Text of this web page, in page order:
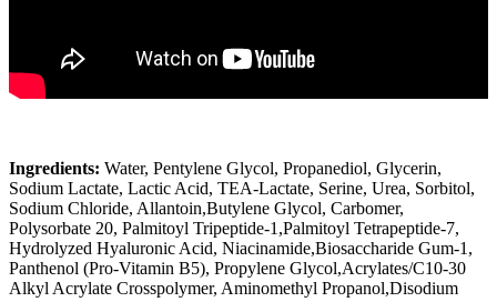
Ingredients: Water, Pentylene Glycol, Propanediol, Glycerin,
Sodium Lactate, Lactic Acid, TEA-Lactate, Serine, Urea, Sorbitol,
Sodium Chloride, Allantoin,Butylene Glycol, Carbomer,
Polysorbate 20, Palmitoyl Tripeptide-1,Palmitoyl Tetrapeptide-7,
Hydrolyzed Hyaluronic Acid, Niacinamide,Biosaccharide Gum-1,
Panthenol (Pro-Vitamin B5), Propylene Glycol,Acrylates/C10-30
Alkyl Acrylate Crosspolymer, Aminomethyl Propanol,Disodium